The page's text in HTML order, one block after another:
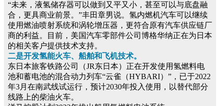
“未来，液氢储存器可以做到又平又小，甚至可以与底盘融
合，更具商业前景。”丰田章男说。氢内燃机汽车可以继续
使用燃油喷射系统和涡轮增压器，更符合原有汽车供应链厂
商的利益。目前，美国汽车零部件公司博格华纳正在为日本
的相关客户提供技术支持。
二是开发氢能火车、船舶和飞机技术。
东日本旅客铁路公司（JR东日本）正在开发使用氢燃料电
池和蓄电池的混合动力列车“云雀（HYBARI）”，已于2022
年3月在南武线试运行，预计2030年投入使用，以替代部分
线路上的柴油火车。